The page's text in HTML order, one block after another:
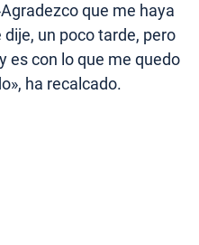
que me haya
un poco tarde, pero
es con lo que me quedo
ha recalcado.